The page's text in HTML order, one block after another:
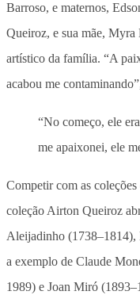
Barroso, e maternos,
Queiroz, e sua mãe,
artístico da família. “A
acabou me
“No começo, ele
me apaixonei, ele
Competir com as
coleção Airton Queiroz
Aleijadinho (1738–1814),
a exemplo de Claude
1989) e Joan Miró